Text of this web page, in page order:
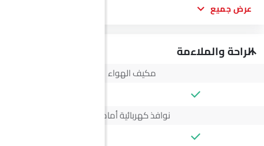
عرض جميع
الراحة والملاءمة
مكيف الهواء
نوافذ كهربائية أمامية